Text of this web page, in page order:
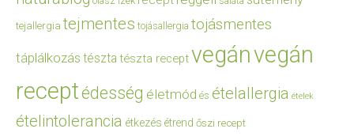
tejallergia tejmentes tojásallergia tojásmentes
táplálkozás tészta tészta receptvegánvegán
receptédesség életmód és ételallergia ételek
ételintolerancia étkezés étrend őszi recept